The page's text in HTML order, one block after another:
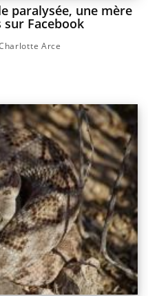
paralysée, une mère
Facebook
Arce